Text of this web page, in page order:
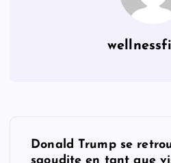
Donald Trump se
saoudite en tant que